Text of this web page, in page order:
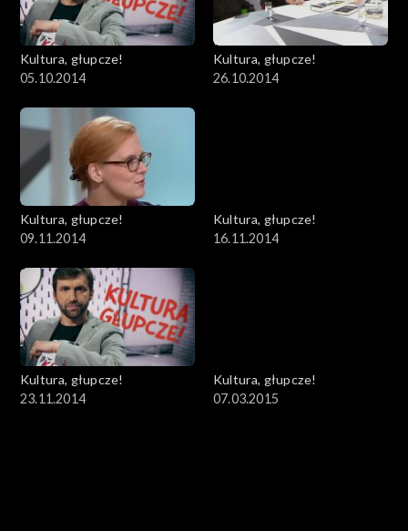
Kultura, głupcze!
05.10.2014
Kultura, głupcze!
26.10.2014
Kultura, głupcze!
09.11.2014
Kultura, głupcze!
16.11.2014
Kultura, głupcze!
23.11.2014
Kultura, głupcze!
07.03.2015